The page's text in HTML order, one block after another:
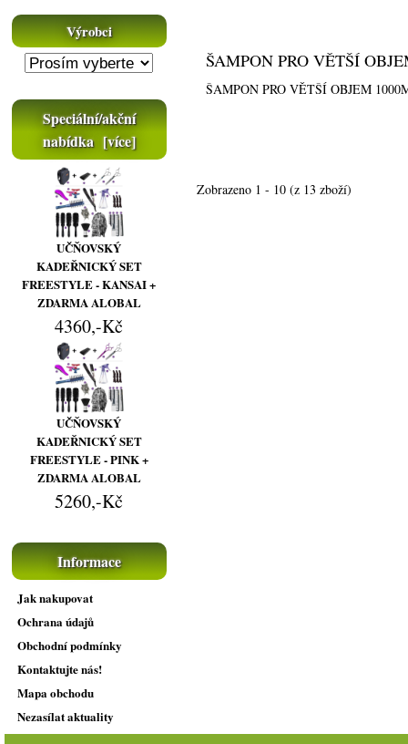
Výrobci
Speciální/akční
nabídka [více]
UČŇOVSKÝ
KADEŘNICKÝ SET
FREESTYLE - KANSAI +
ZDARMA ALOBAL
4360,-Kč
UČŇOVSKÝ
KADEŘNICKÝ SET
FREESTYLE - PINK +
ZDARMA ALOBAL
5260,-Kč
Informace
Jak nakupovat
Ochrana údajů
Obchodní podmínky
Kontaktujte nás!
Mapa obchodu
Nezasílat aktuality
ŠAMPON PRO VĚTŠÍ
ŠAMPON PRO VĚTŠÍ OBJEM
Zobrazeno 1 - 10 (z 13 zboží)